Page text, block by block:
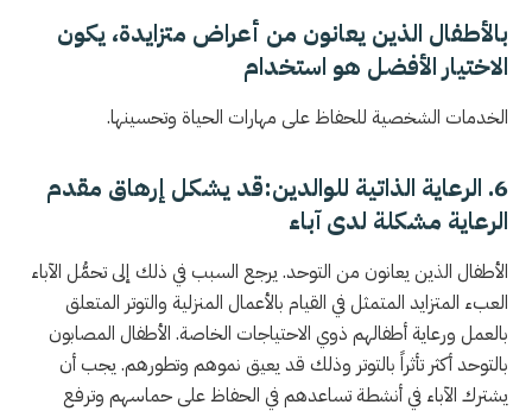
بالأطفال الذين يعانون من أعراض متزايدة، يكون
الاختيار الأفضل هو استخدام
الخدمات الشخصية للحفاظ على مهارات الحياة وتحسينها.
6. الرعاية الذاتية للوالدين:قد يشكل إرهاق مقدم
الرعاية مشكلة لدى آباء
الأطفال الذين يعانون من التوحد. يرجع السبب في ذلك إلى تحمُّل الآباء
العبء المتزايد المتمثل في القيام بالأعمال المنزلية والتوتر المتعلق
بالعمل ورعاية أطفالهم ذوي الاحتياجات الخاصة. الأطفال المصابون
بالتوحد أكثر تأثراً بالتوتر وذلك قد يعيق نموهم وتطورهم. يجب أن
يشترك الآباء في أنشطة تساعدهم في الحفاظ على حماسهم وترفع